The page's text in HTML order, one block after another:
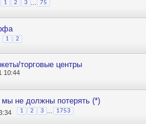
1 2 3 75
1 2
торговые центры
10:44
не должны потерять (*)
1 2 3 1753